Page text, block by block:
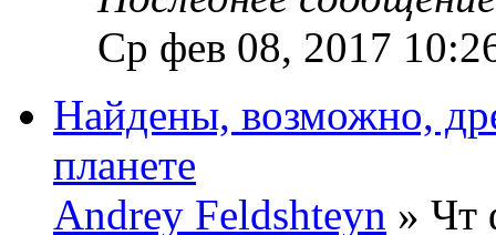
Ср фев 08, 2017
Найдены, возможно,
планете
Andrey Feldshteyn » Чт